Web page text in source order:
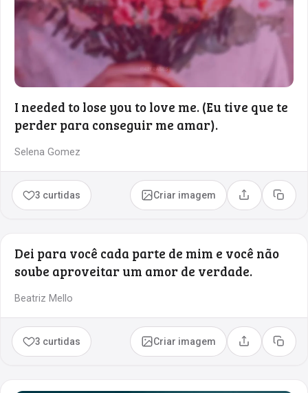
I needed to lose you to love me. (Eu tive que te
perder para conseguir me amar).
Selena Gomez
3 curtidas Criar imagem Compartilhar
Copiar
Dei para você cada parte de mim e você não
soube aproveitar um amor de verdade.
Beatriz Mello
3 curtidas Criar imagem Compartilhar
Copiar